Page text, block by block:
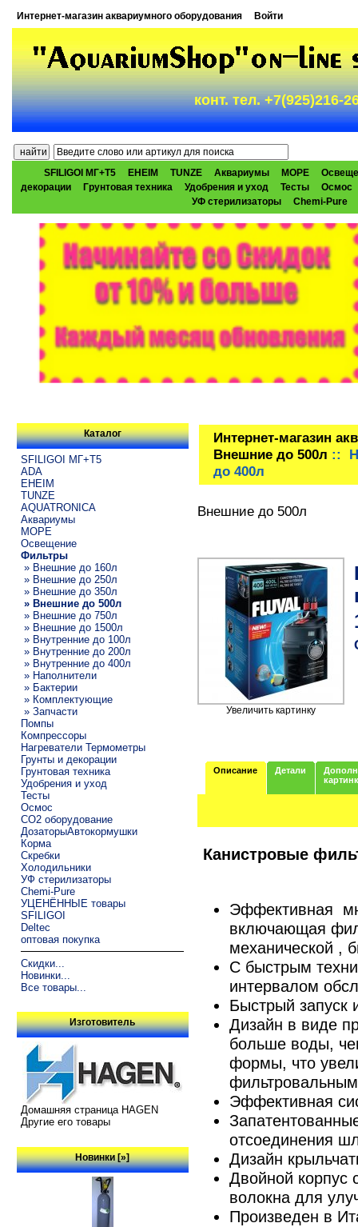
Интернет-магазин аквариумного оборудования Войти
конт. тел. +7(925)216-
SFILIGOI МГ+Т5 EHEIM TUNZE Аквариумы МОРЕ
декорации
Грунтовая техника Удобрения и уход Тесты
Осмос
УФ стерилизаторы
Chemi-Pure
Каталог
SFILIGOI МГ+Т5
ADA
EHEIM
TUNZE
AQUATRONICA
Аквариумы
МОРЕ
Освещение
Фильтры
» Внешние до 160л
» Внешние до 250л
» Внешние до 350л
» Внешние до 500л
» Внешние до 750л
» Внешние до 1500л
» Внутренние до 100л
» Внутренние до 200л
» Внутренние до 400л
» Наполнители
» Бактерии
» Комплектующие
» Запчасти
Помпы
Компрессоры
Нагреватели Термометры
Грунты и декорации
Грунтовая техника
Удобрения и уход
Тесты
Осмос
CO2 оборудование
ДозаторыАвтокормушки
Корма
Скребки
Холодильники
УФ стерилизаторы
Chemi-Pure
УЦЕНЁННЫЕ товары
SFILIGOI
Deltec
оптовая покупка
Скидки...
Новинки...
Все товары...
Изготовитель
Домашняя страница HAGEN
Другие его товары
Новинки [»]
Интернет-магазин
Внешние до 500л ::
до 400л
Внешние до 500л
Увеличить картинку
Описание Детали
Канистровые
Эффективная
включающая
механической ,
С быстрым
интервалом
Быстрый запуск
Дизайн в виде
больше воды,
формы, что
Эффективная
отсоединения
Дизайн
Двойной корпус
волокна для
Произведен в